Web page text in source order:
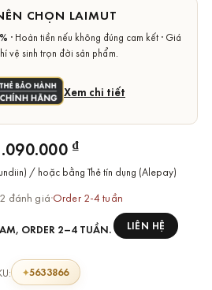
CHỌN LAIMUT
· Hoàn tiền nếu không đúng cam kết · Giá
vệ sinh trọn đời sản phẩm.
Xem chi tiết
₫
/ hoặc bằng Thẻ tín dụng (Alepay)
2 đánh giá·Order 2-4 tuần
ORDER 2–4 TUẦN. LIÊN HỆ
5633866